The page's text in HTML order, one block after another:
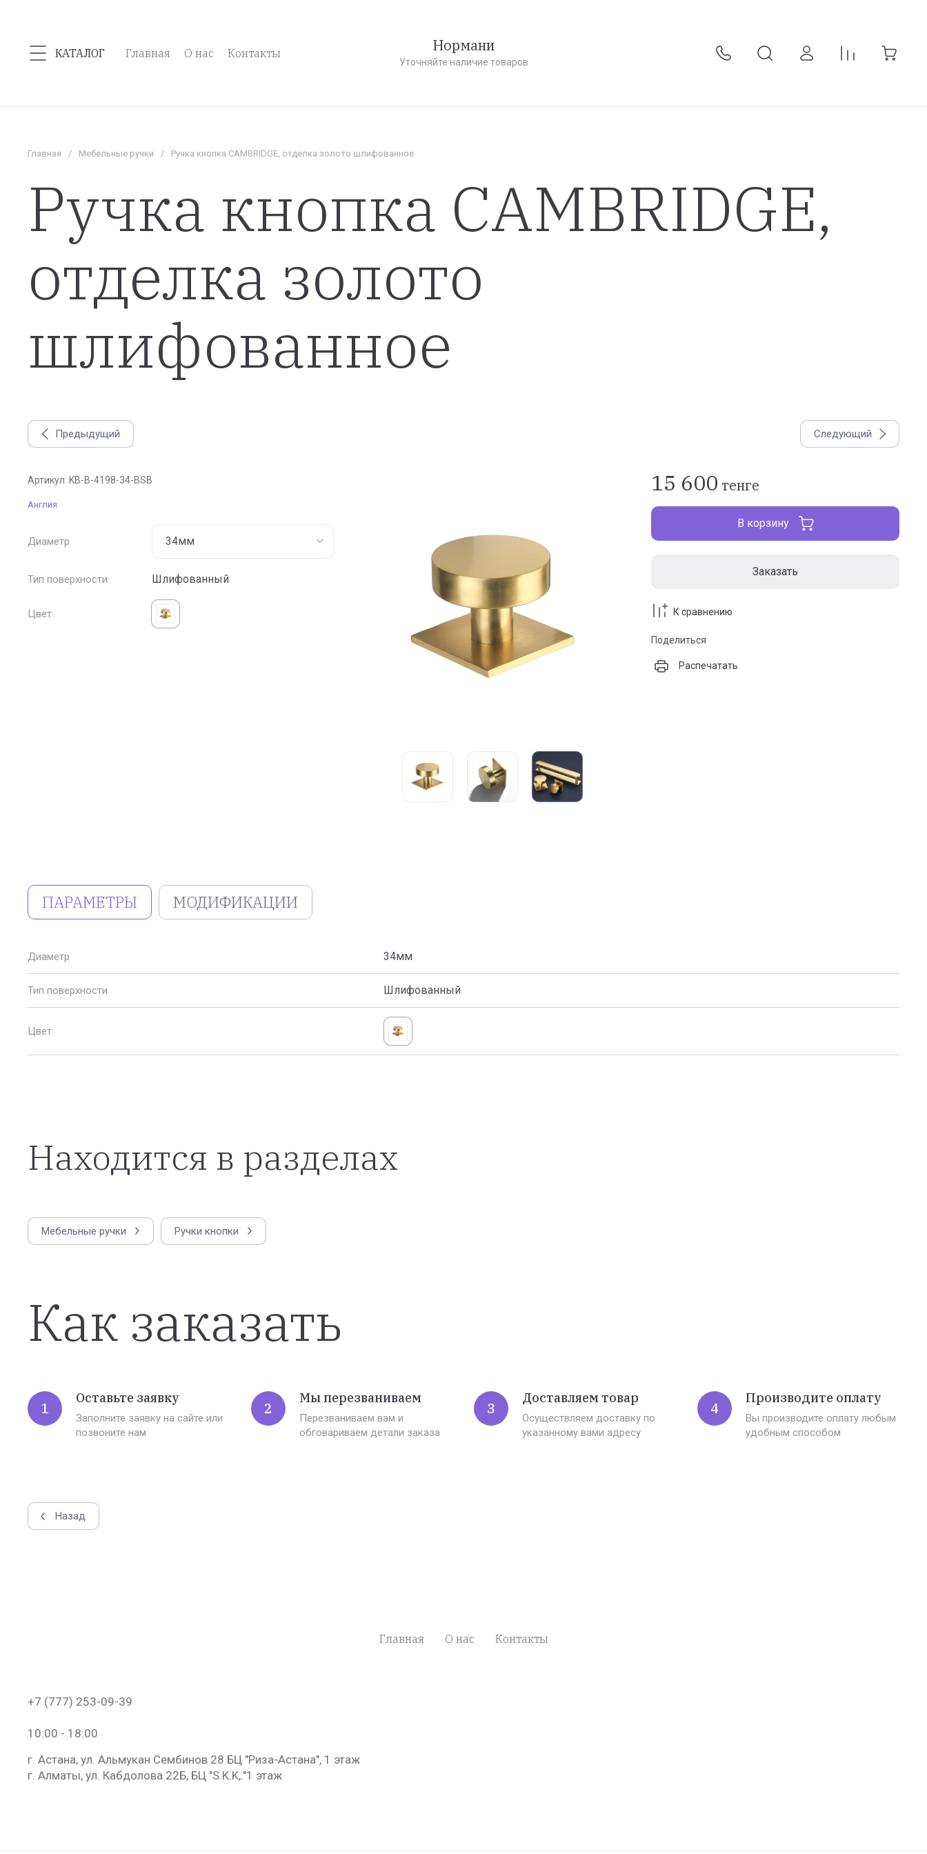
КАТАЛОГ Главная О нас Контакты Нормани
Уточняйте наличие товаров
Главная / Мебельные ручки / Ручка кнопка CAMBRIDGE, отделка золото шлифованное
Ручка кнопка CAMBRIDGE,
отделка золото
шлифованное
Предыдущий Следующий
Ручка кнопка CAMBRIDGE, отделка золото шлифованное
Артикул: KB-B-4198-34-BSB
Англия
Диаметр
Тип поверхности Шлифованный
Цвет
15 600 тенге
В корзину
Заказать
К сравнению
Поделиться
Распечатать
ПАРАМЕТРЫ МОДИФИКАЦИИ
Диаметр 34мм
Тип поверхности Шлифованный
Цвет
Находится в разделах
Мебельные ручки Ручки кнопки
Как заказать
1
Оставьте заявку
Заполните заявку на сайте или
позвоните нам
2
Мы перезваниваем
Перезваниваем вам и
обговариваем детали заказа
3
Доставляем товар
Осуществляем доставку по
указанному вами адресу
4
Производите оплату
Вы производите оплату любым
удобным способом
Назад
Главная О нас Контакты
+7 (777) 253-09-39
10:00 - 18:00
г. Астана, ул. Альмукан Сембинов 28 БЦ "Риза-Астана", 1 этаж
г. Алматы, ул. Кабдолова 22Б, БЦ "S.K.K​,."​1 этаж